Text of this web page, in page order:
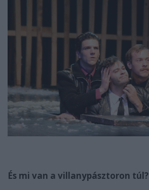
És mi van a villanypásztoron túl?